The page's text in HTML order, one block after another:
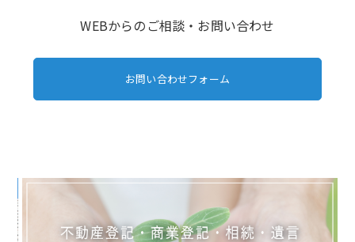
WEBからのご相談・お問い合わせ
お問い合わせフォーム